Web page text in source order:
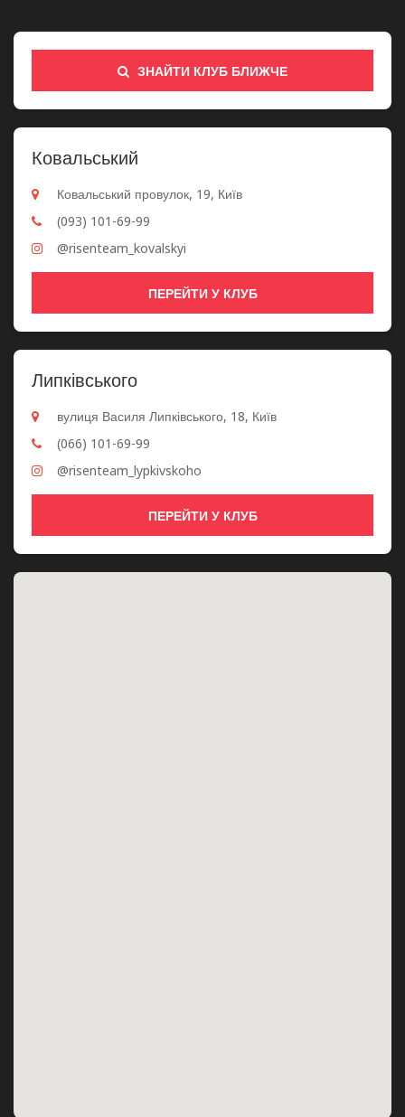
ЗНАЙТИ КЛУБ БЛИЖЧЕ
Ковальський
Ковальський провулок, 19, Київ
(093) 101-69-99
@risenteam_kovalskyi
ПЕРЕЙТИ У КЛУБ
Липківського
вулиця Василя Липківського, 18, Київ
(066) 101-69-99
@risenteam_lypkivskoho
ПЕРЕЙТИ У КЛУБ